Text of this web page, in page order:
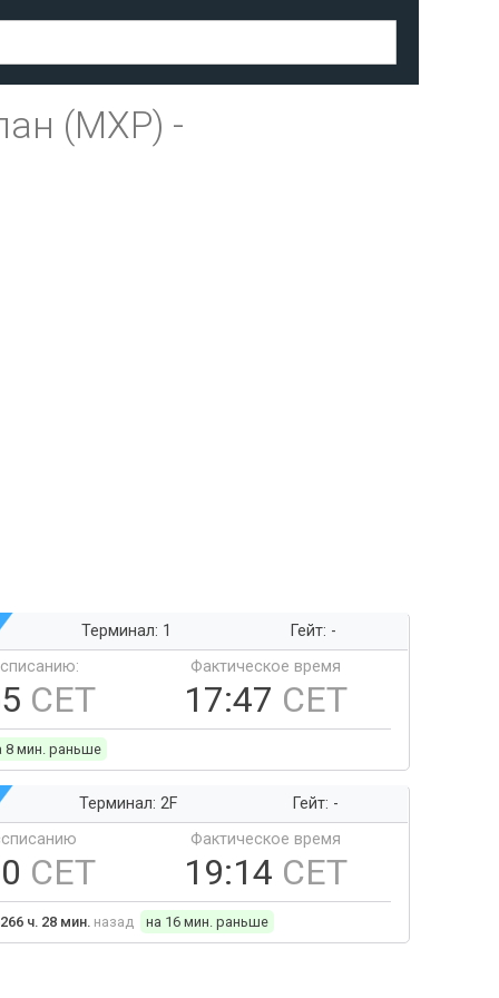
(MXP) -
Терминал: 1
Гейт: -
CET
Фактическое время
17:47 CET
8 мин. раньше
Терминал: 2F
Гейт: -
CET
Фактическое время
19:14 CET
ч. 28 мин. назад на 16 мин. раньше